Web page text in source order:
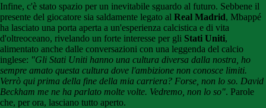
Infine, c'è stato spazio per un inevitabile sguardo al futuro. Sebbene il
presente del giocatore sia saldamente legato al Real Madrid, Mbappé
ha lasciato una porta aperta a un'esperienza calcistica e di vita
d'oltreoceano, rivelando un forte interesse per gli Stati Uniti,
alimentato anche dalle conversazioni con una leggenda del calcio
inglese: "Gli Stati Uniti hanno una cultura diversa dalla nostra, ho
sempre amato questa cultura dove l'ambizione non conosce limiti.
Verrò qui prima della fine della mia carriera? Forse, non lo so. David
Beckham me ne ha parlato molte volte. Vedremo, non lo so". Parole
che, per ora, lasciano tutto aperto.